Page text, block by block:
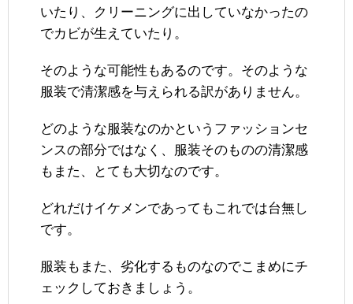
いたり、クリーニングに出していなかったの
でカビが生えていたり。
そのような可能性もあるのです。そのような
服装で清潔感を与えられる訳がありません。
どのような服装なのかというファッションセ
ンスの部分ではなく、服装そのものの清潔感
もまた、とても大切なのです。
どれだけイケメンであってもこれでは台無し
です。
服装もまた、劣化するものなのでこまめにチ
ェックしておきましょう。